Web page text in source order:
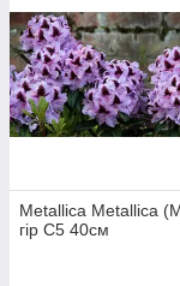
Metallica Metallica
гір С5 40см